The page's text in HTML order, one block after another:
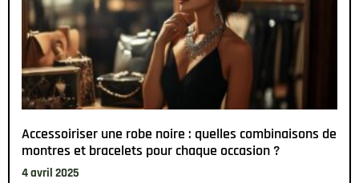
Accessoiriser une robe noire : quelles combinaisons de
montres et bracelets pour chaque occasion ?
4 avril 2025